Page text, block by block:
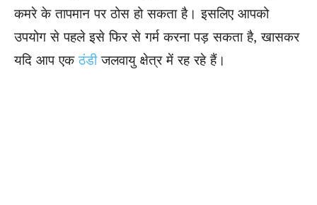
कमरे के तापमान पर ठोस हो सकता है। इसलिए आपको
उपयोग से पहले इसे फिर से गर्म करना पड़ सकता है, खासकर
यदि आप एकठंडीजलवायु क्षेत्र में रह रहे हैं।